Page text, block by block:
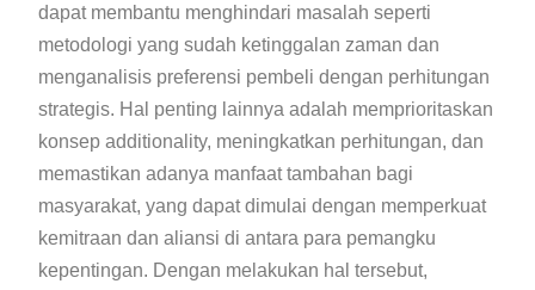
dapat membantu menghindari masalah seperti
metodologi yang sudah ketinggalan zaman dan
menganalisis preferensi pembeli dengan perhitungan
strategis. Hal penting lainnya adalah memprioritaskan
konsep additionality, meningkatkan perhitungan, dan
memastikan adanya manfaat tambahan bagi
masyarakat, yang dapat dimulai dengan memperkuat
kemitraan dan aliansi di antara para pemangku
kepentingan. Dengan melakukan hal tersebut,